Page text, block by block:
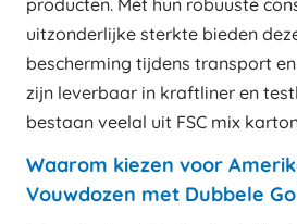
producten. Met hun robuuste
uitzonderlijke sterkte bieden
bescherming tijdens transport
zijn leverbaar in kraftliner en
bestaan veelal uit FSC mix
Waarom kiezen voor
Vouwdozen met Dubbele